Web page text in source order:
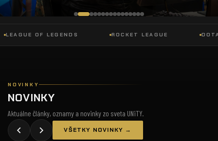
OF LEGENDS ROCKET LEAGUE DOTA 2
NOVINKY
NOVINKY
Aktuálne články, oznamy a novinky zo sveta UNiTY.
VŠETKY NOVINKY →